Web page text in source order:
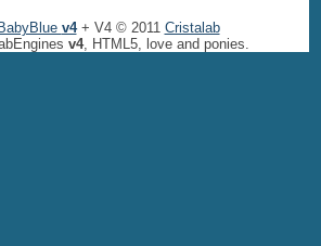
BabyBlue v4+ V4 © 2011 Cristalab
v4, HTML5, love and ponies.